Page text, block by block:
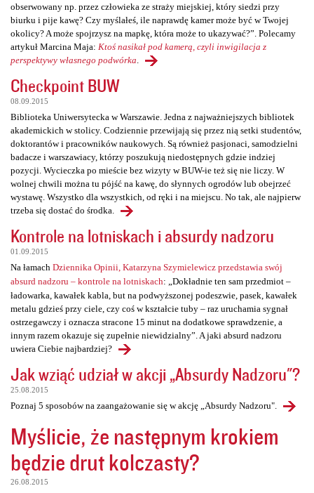
obserwowany np. przez człowieka ze straży miejskiej, który siedzi przy
biurku i pije kawę? Czy myślałeś, ile naprawdę kamer może być w Twojej
okolicy? A może spojrzysz na mapkę, która może to ukazywać?”. Polecamy
artykuł Marcina Maja: Ktoś nasikał pod kamerą, czyli inwigilacja z
perspektywy własnego podwórka
Checkpoint BUW
08.09.2015
Biblioteka Uniwersytecka w Warszawie. Jedna z najważniejszych bibliotek
akademickich w stolicy. Codziennie przewijają się przez nią setki studentów,
doktorantów i pracowników naukowych. Są również pasjonaci, samodzielni
badacze i warszawiacy, którzy poszukują niedostępnych gdzie indziej
pozycji. Wycieczka po mieście bez wizyty w BUW-ie też się nie liczy. W
wolnej chwili można tu pójść na kawę, do słynnych ogrodów lub obejrzeć
wystawę. Wszystko dla wszystkich, od ręki i na miejscu. No tak, ale najpierw
trzeba się dostać do środka.
Kontrole na lotniskach i absurdy nadzoru
01.09.2015
Na łamach Dziennika Opinii, Katarzyna Szymielewicz przedstawia swój
absurd nadzoru – kontrole na lotniskach: „Dokładnie ten sam przedmiot –
ładowarka, kawałek kabla, but na podwyższonej podeszwie, pasek, kawałek
metalu gdzieś przy ciele, czy coś w kształcie tuby – raz uruchamia sygnał
ostrzegawczy i oznacza stracone 15 minut na dodatkowe sprawdzenie, a
innym razem okazuje się zupełnie niewidzialny”. A jaki absurd nadzoru
uwiera Ciebie najbardziej?
Jak wziąć udział w akcji „Absurdy Nadzoru"?
25.08.2015
Poznaj 5 sposobów na zaangażowanie się w akcję „Absurdy Nadzoru".
Myślicie, że następnym krokiem
będzie drut kolczasty?
26.08.2015